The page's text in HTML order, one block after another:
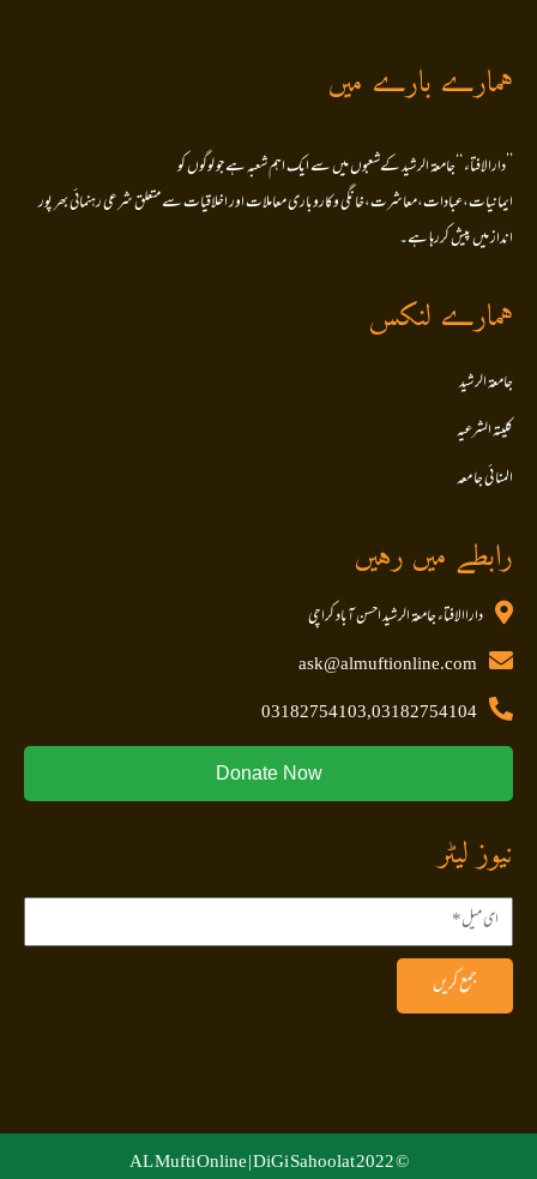
ہمارے بارے میں
’’دارالافتاء ‘‘جامعۃ الرشید کےشعبوں میں سے ایک اہم شعبہ ہے جو لوگوں کو
ایمانیات،عبادات،معاشرت،خانگی وکاروباری معاملات اور اخلاقیات سے متعلق شرعی رہنمائی بھر پور
انداز میں پیش کررہا ہے۔
ہمارے لنکس
جامعۃ الرشید
کلیتہ الشرعیہ
المنا ئی جا معہ
رابطے میں رہیں
داراالافتاء جامعۃ الرشید احسن آباد کراچی
ask@almuftionline.com
03182754103,03182754104
Donate Now
نیوز لیٹر
جمع کریں
© 2022 AL Mufti Online |
DiGi Sahoolat